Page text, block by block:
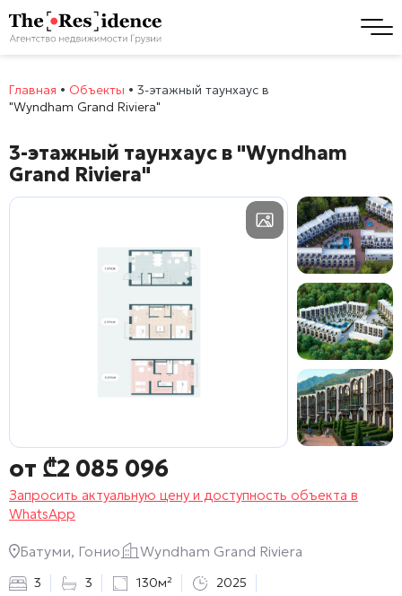
Главная • Объекты • 3-этажный таунхаус в
"Wyndham Grand Riviera"
3-этажный таунхаус в "Wyndham
Grand Riviera"
от ₾2 085 096
Запросить актуальную цену и доступность объекта в
WhatsApp
Батуми, Гонио Wyndham Grand Riviera
3 3 130м² 2025